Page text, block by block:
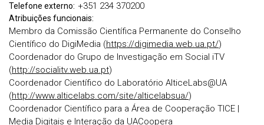
Telefone externo: +351 234 370200
Atribuições funcionais:
Membro da Comissão Científica Permanente do Conselho
Científico do DigiMedia (https://digimedia.web.ua.pt/)
Coordenador do Grupo de Investigação em Social iTV
(http://socialitv.web.ua.pt)
Coordenador Científico do Laboratório AlticeLabs@UA
(http://www.alticelabs.com/site/alticelabsua/)
Coordenador Científico para a Área de Cooperação TICE |
Media Digitais e Interação da UACoopera